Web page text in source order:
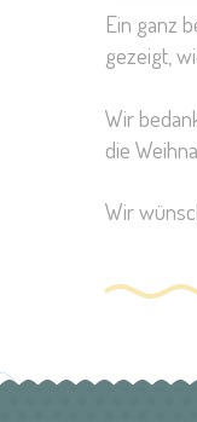
Ein ganz
gezeigt,
Wir
die
Wir